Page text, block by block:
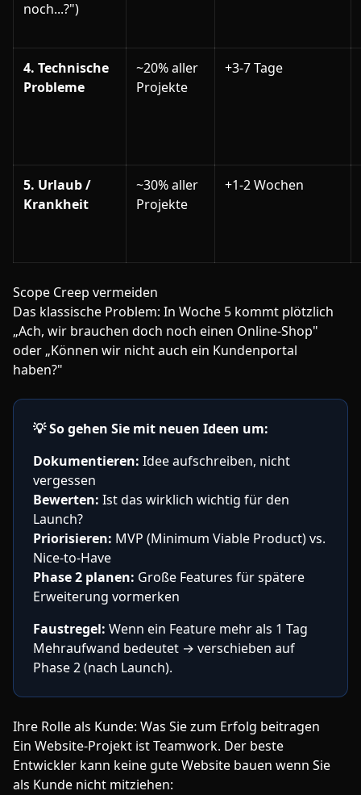
noch...?")
4. Technische
Probleme
~20% aller
Projekte
+3-7 Tage
5. Urlaub /
Krankheit
~30% aller
Projekte
+1-2 Wochen
Scope Creep vermeiden
Das klassische Problem: In Woche 5 kommt plötzlich
„Ach, wir brauchen doch noch einen Online-Shop"
oder „Können wir nicht auch ein Kundenportal
haben?"
💡So gehen Sie mit neuen Ideen um:
Dokumentieren: Idee aufschreiben, nicht
vergessen
Bewerten: Ist das wirklich wichtig für den
Launch?
Priorisieren: MVP (Minimum Viable Product) vs.
Nice-to-Have
Phase 2 planen: Große Features für spätere
Erweiterung vormerken
Faustregel: Wenn ein Feature mehr als 1 Tag
Mehraufwand bedeutet → verschieben auf
Phase 2 (nach Launch).
Ihre Rolle als Kunde: Was Sie zum Erfolg beitragen
Ein Website-Projekt ist Teamwork. Der beste
Entwickler kann keine gute Website bauen wenn Sie
als Kunde nicht mitziehen: